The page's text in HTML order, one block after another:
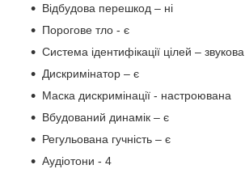
Відбудова перешкод – ні
Порогове тло - є
Система ідентифікації цілей – звукова
Дискримінатор – є
Маска дискримінації - настроювана
Вбудований динамік – є
Регульована гучність – є
Аудіотони - 4